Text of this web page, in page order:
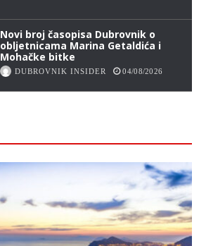
Novi broj časopisa Dubrovnik o
obljetnicama Marina Getaldića i
Mohačke bitke
DUBROVNIK INSIDER 04/08/2026